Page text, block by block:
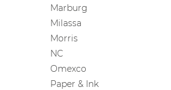
Marburg
Milassa
Morris
NC
Omexco
Paper & Ink